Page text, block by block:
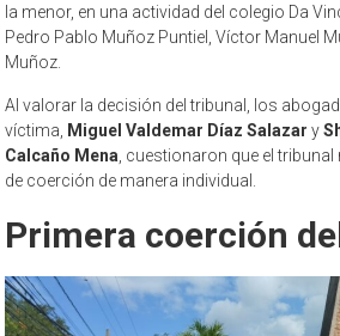
la menor, en una actividad del colegio Da
Pedro Pablo Muñoz Puntiel, Víctor Manuel
Muñoz.
Al valorar la decisión del tribunal, los
víctima, Miguel Valdemar Díaz Salazar y
Calcaño Mena , cuestionaron que el
de coerción de manera individual.
Primera coerción